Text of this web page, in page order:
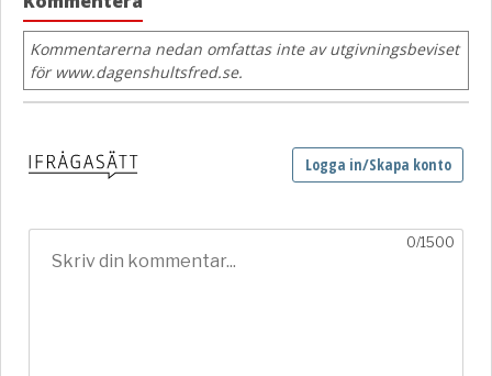
Kommentarerna nedan omfattas inte av utgivningsbeviset
för www.dagenshultsfred.se.